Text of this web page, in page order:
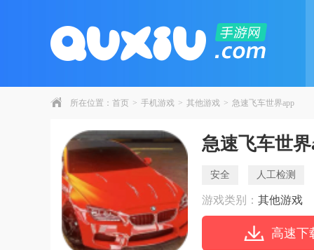
所在位置： 首页 > 手机游戏 > 其他游戏 > 急速飞车世界app
急速飞车世
安全 人工检测
游戏类别： 其他游戏
高速下